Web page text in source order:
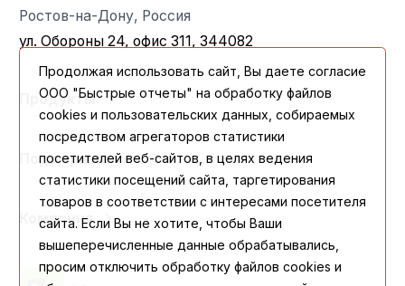
Ростов-на-Дону, Россия
ул. Обороны 24, офис 311, 344082
Продукты
Поддержка
Компания
Продолжая использовать сайт, Вы даете согласие
ООО "Быстрые отчеты" на обработку файлов
cookies и пользовательских данных, собираемых
посредством агрегаторов статистики
посетителей веб-сайтов, в целях ведения
статистики посещений сайта, таргетирования
товаров в соответствии с интересами посетителя
сайта. Если Вы не хотите, чтобы Ваши
вышеперечисленные данные обрабатывались,
просим отключить обработку файлов cookies и